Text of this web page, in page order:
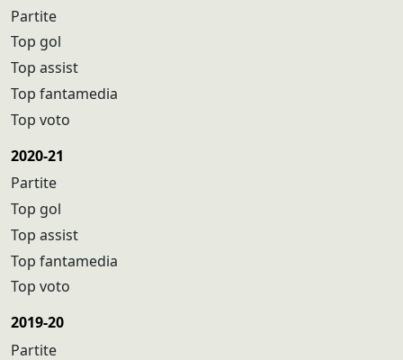
Partite
Top gol
Top assist
Top fantamedia
Top voto
2020-21
Partite
Top gol
Top assist
Top fantamedia
Top voto
2019-20
Partite